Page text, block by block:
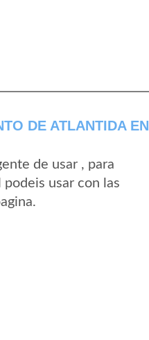
DE ATLANTIDA EN
de usar , para
usar con las